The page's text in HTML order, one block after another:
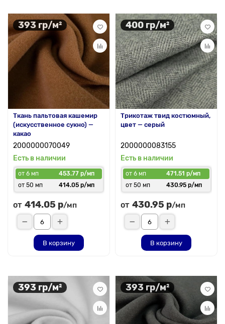
393 гр/м²
Ткань пальтовая кашемир
(искусственное сукно) —
какао
2000000070049
Есть в наличии
от 6 мп
453.77 р/мп
от 50 мп
414.05 р/мп
от 414.05 р/мп
В корзину
400 гр/м²
Трикотаж твид костюмный,
цвет — серый
2000000083155
Есть в наличии
от 6 мп
471.51 р/мп
от 50 мп
430.95 р/мп
от 430.95 р/мп
В корзину
393 гр/м² 393 гр/м²